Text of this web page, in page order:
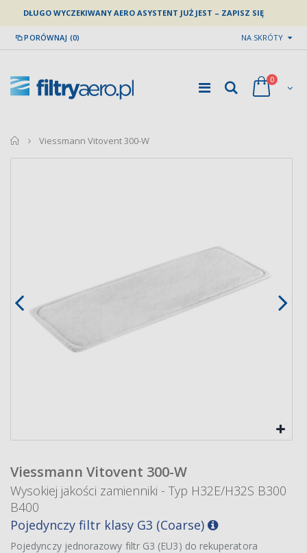
DŁUGO WYCZEKIWANY AERO ASYSTENT JUŻ JEST – ZAPISZ SIĘ
PORÓWNAJ (0) NA SKRÓTY
0
home
Viessmann Vitovent 300-W
Viessmann Vitovent 300-W
Wysokiej jakości zamienniki - Typ H32E/H32S B300
B400
Pojedynczy filtr klasy G3 (Coarse)
Pojedynczy jednorazowy filtr G3 (EU3) do rekuperatora